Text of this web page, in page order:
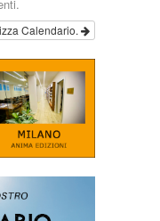
Calendario.